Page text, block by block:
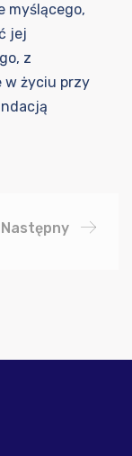
myślącego,
jej
z
w życiu przy
Następny